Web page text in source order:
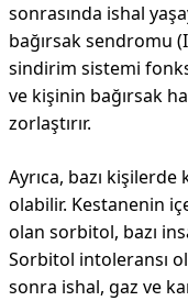
sonrasında ishal
bağırsak sendromu
sindirim sistemi
ve kişinin bağırsak
zorlaştırır.
Ayrıca, bazı
olabilir. Kestanenin
olan sorbitol, bazı
Sorbitol intoleransı
sonra ishal, gaz ve